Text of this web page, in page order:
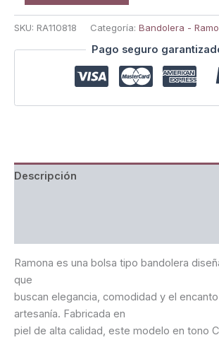
SKU: RA110818 Categoría: Bandolera -
Pago seguro
Descripción
Ramona es una bolsa tipo bandolera
que
buscan elegancia, comodidad y el
artesanía. Fabricada en
piel de alta calidad, este modelo en tono